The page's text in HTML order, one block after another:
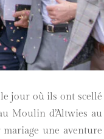
jour où ils ont scellé
Moulin d’Altwies au
une aventure